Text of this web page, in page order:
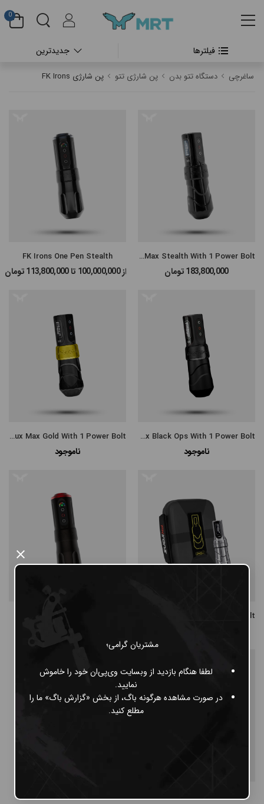
مشتریان گرامی؛
لطفا هنگام بازدید از وبسایت وی‌پی‌ان خود را خاموش
نمایید.
در صورت مشاهده هرگونه باگ، از بخش «گزارش باگ» ما را
مطلع کنید.
×
#بدون دسته بندی
#پن شارژی RECTOR
#سایر پن‌های شارژی
0
ساغرچی دستگاه تتو بدن پن شارژی تتو پن شارژی FK Irons
فیلترها جدیدترین
FK Flux Max Stealth With 1 Power Bolt
183,800,000تومان
FK Irons One Pen Stealth
از 100,000,000 تا 113,800,000 تومان
FK Flux Max Black Ops With 1 Power Bolt
ناموجود
FK Flux Max Gold With 1 Power Bolt
ناموجود
FK Irons One Pen Charcoal
ناموجود
FK One Machine Adjust